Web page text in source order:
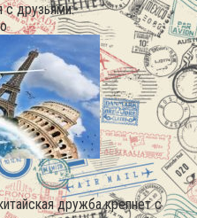
с друзьями:
дружба крепнет с